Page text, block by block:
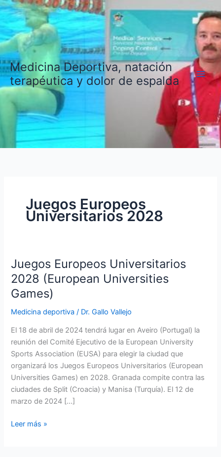
Ir
contenido
Medicina Deportiva, natación
terapéutica y dolor de espalda
Juegos Europeos
Universitarios 2028
Juegos Europeos Universitarios
2028 (European Universities
Games)
Medicina deportiva / Dr. Gallo Vallejo
El 18 de abril de 2024 tendrá lugar en Aveiro (Portugal) la
reunión del Comité Ejecutivo de la European University
Sports Association (EUSA) para elegir la ciudad que
organizará los Juegos Europeos Universitarios (European
Universities Games) en 2028. Granada compite contra las
ciudades de Split (Croacia) y Manisa (Turquía). El 12 de
marzo de 2024 […]
Juegos
Leer más »